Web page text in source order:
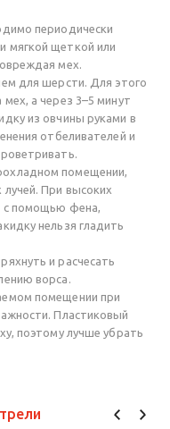
периодически
мягкой щеткой или
мех.
для шерсти. Для этого
а через 3–5 минут
из овчины руками в
отбеливателей и
помещении,
При высоких
с помощью фена,
нельзя гладить
и расчесать
ворса.
помещении при
Пластиковый
поэтому лучше убрать